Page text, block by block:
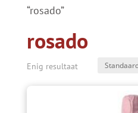
“rosado”
rosado
Enig resultaat